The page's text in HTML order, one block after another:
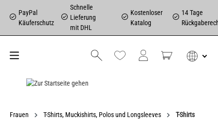
PayPal
Käuferschutz
Schnelle
Lieferung
mit DHL
Kostenloser
Katalog
14 Tage
Frauen T-Shirts, Muckishirts, Polos und Longsleeves T-Shirts